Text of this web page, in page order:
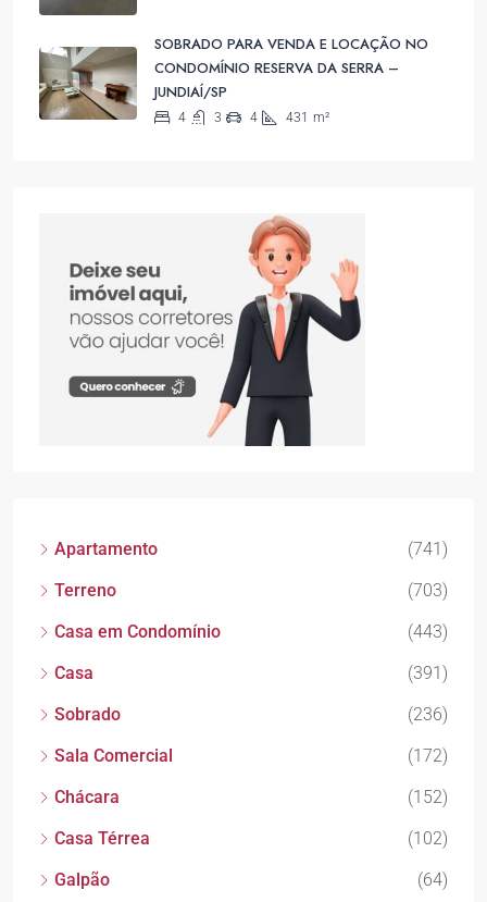
SOBRADO PARA VENDA E LOCAÇÃO NO
CONDOMÍNIO RESERVA DA SERRA –
JUNDIAÍ/SP
4 3 4 431 m²
Apartamento
(741)
Terreno
(703)
Casa em Condomínio
(443)
Casa
(391)
Sobrado
(236)
Sala Comercial
(172)
Chácara
(152)
Casa Térrea
(102)
Galpão
(64)